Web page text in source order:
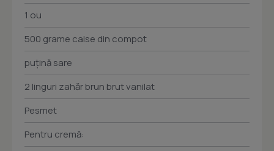
1 ou
500 grame caise din compot
puțină sare
2 linguri zahăr brun brut vanilat
Pesmet
Pentru cremă: